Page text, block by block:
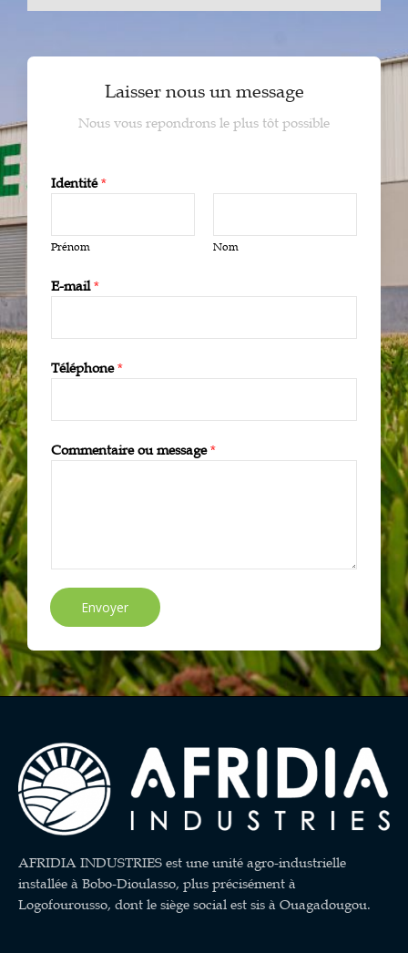
Laisser nous un message
Nous vous repondrons le plus tôt possible
Identité*
Prénom Nom
E-mail*
Téléphone*
Commentaire ou message*
Envoyer
AFRIDIA INDUSTRIES est une unité agro-industrielle
installée à Bobo-Dioulasso, plus précisément à
Logofourousso, dont le siège social est sis à Ouagadougou.